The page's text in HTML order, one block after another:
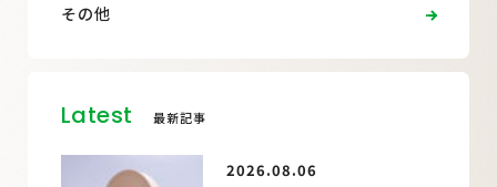
その他
Latest 最新記事
2026.08.06